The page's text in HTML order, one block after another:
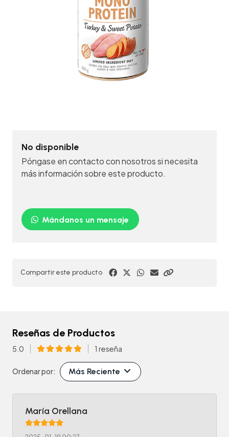
No disponible
Póngase en contacto con nosotros si necesita
más información sobre este producto.
Mándanos un mensaje
Compartir este producto
Reseñas de Productos
5.0 1 reseña
Ordenar por: Más Reciente
María Orellana